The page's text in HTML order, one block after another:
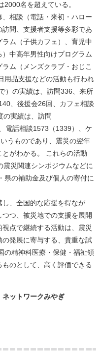
名を超えている。
相談（電話・来初・ハロー
問、支援者支援等多彩であ
ム（子供カフェ）、育児中
中高年男性向けプログラム
ム（メンズクラブ・おじこ
用品支援などの活動も行われ
）の実績は、訪問336、来所
、後援会26回、カフェ相談
の実績は、訪問
電話相談1573（1339）、ケ
うものであり、震災の翌年
がわかる。 これらの活動
災関連シンポジウムなどに
県の補助金及び個人の寄付に
、全国的な応援を得なが
つ、被災地での支援を展開
点で継続する活動は、震災
発展に寄与する、貴重な試
の精神科医療・保健・福祉領
のとして、高く評価できる
ットワークみやぎ